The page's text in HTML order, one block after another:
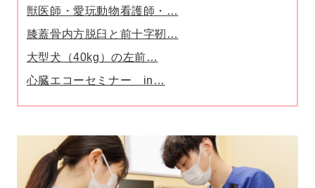
獣医師・愛玩動物看護師・…
膝蓋骨内方脱臼と前十字靭…
大型犬（40kg）の左前…
心臓エコーセミナー in…